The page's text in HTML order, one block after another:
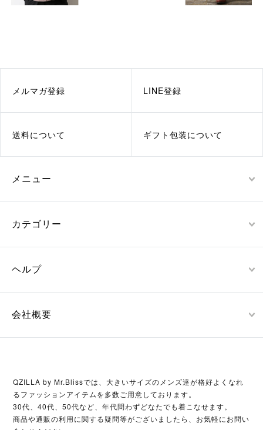
メルマガ登録 LINE登録
送料について ギフト包装について
メニュー
カテゴリー
ヘルプ
会社概要
QZILLA by Mr.Blissでは、大きいサイズのメンズ達が格好よくなれ
るファッションアイテムを多数ご用意しております。
30代、40代、50代など、年代問わずどなたでも着こなせます。
商品や通販の利用に関する疑問等がございましたら、お気軽にお問い